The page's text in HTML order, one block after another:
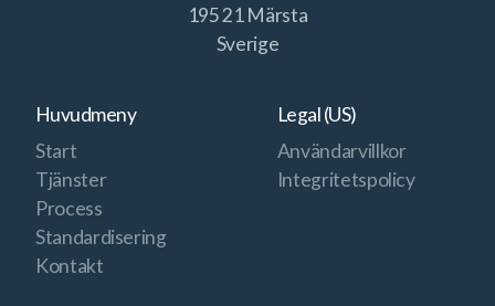
195 21 Märsta
Sverige
Huvudmeny
Start
Tjänster
Process
Standardisering
Kontakt
Legal (US)
Användarvillkor
Integritetspolicy